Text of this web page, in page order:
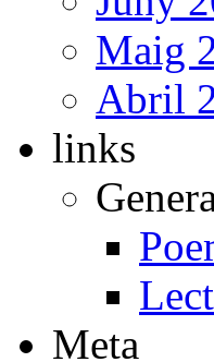
Maig
Abril
links
Meta